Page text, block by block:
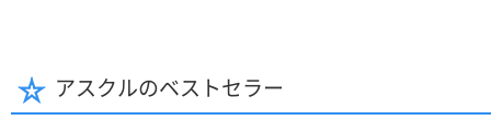
アスクルのベストセラー